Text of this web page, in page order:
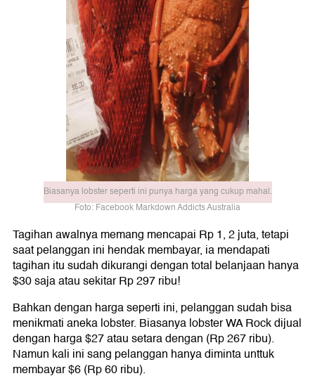
Biasanya lobster seperti ini punya harga yang cukup mahal.
Foto: Facebook Markdown Addicts Australia
Tagihan awalnya memang mencapai Rp 1, 2 juta, tetapi
saat pelanggan ini hendak membayar, ia mendapati
tagihan itu sudah dikurangi dengan total belanjaan hanya
$30 saja atau sekitar Rp 297 ribu!
Bahkan dengan harga seperti ini, pelanggan sudah bisa
menikmati aneka lobster. Biasanya lobster WA Rock dijual
dengan harga $27 atau setara dengan (Rp 267 ribu).
Namun kali ini sang pelanggan hanya diminta unttuk
membayar $6 (Rp 60 ribu).